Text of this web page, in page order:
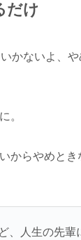
だけ
かないよ、
。
からやめとき
、人生の先